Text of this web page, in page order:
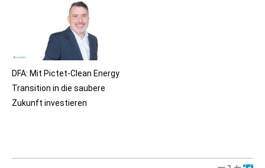
DFA: Mit Pictet-Clean Energy
Transition in die saubere
Zukunft investieren